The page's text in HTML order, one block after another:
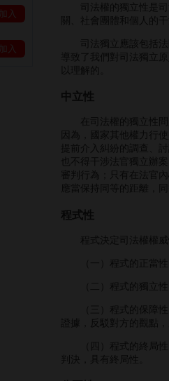
司法權的獨立性是司
關、社會團體和個人的
司法獨立應該包括法
導致了我們對司法獨立
以理解的。
中立性
在司法權的獨立性問
因為，國家其他權力行
提前介入糾紛的調查、
也不得干涉法官獨立辦
審判行為；只有在法官
應當保持同等的距離，
程式性
程式決定司法權權威
（一）程式的正當性
（二）程式的獨立性
（三）程式的保障性
證據，反駁對方的觀點
（四）程式的終局性
判決，具有終局性。
加入
加入